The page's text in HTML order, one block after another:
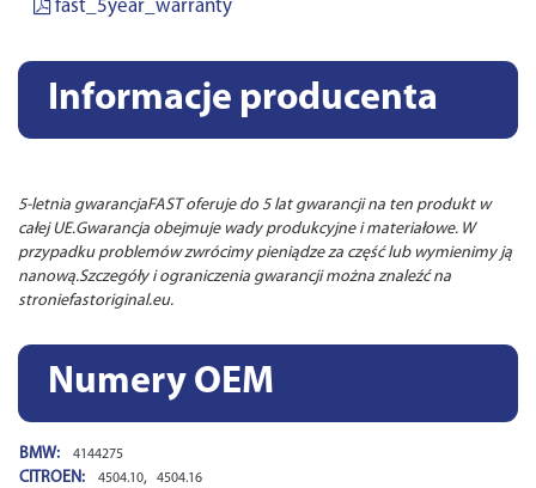
fast_5year_warranty
Informacje producenta
5-letnia gwarancjaFAST oferuje do 5 lat gwarancji na ten produkt w
całej UE.Gwarancja obejmuje wady produkcyjne i materiałowe. W
przypadku problemów zwrócimy pieniądze za część lub wymienimy ją
nanową.Szczegóły i ograniczenia gwarancji można znaleźć na
stroniefastoriginal.eu.
Numery OEM
BMW: 4144275
CITROEN: 4504.10, 4504.16